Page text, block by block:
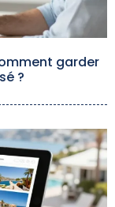
garder
?